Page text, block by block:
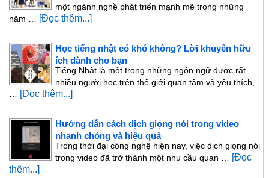
một ngành nghề phát triển mạnh mẽ trong những
năm …
[Đọc thêm...]
Học tiếng nhật có khó không? Lời khuyên hữu
ích dành cho bạn
Tiếng Nhật là một trong những ngôn ngữ được rất
nhiều người học trên thế giới quan tâm và yêu thích,
[Đọc thêm...]
Hướng dẫn cách dịch giọng nói trong video
nhanh chóng và hiệu quả
Trong thời đại công nghệ hiện nay, việc dịch giọng nói
trong video đã trở thành một nhu cầu quan …
[Đọc
thêm...]